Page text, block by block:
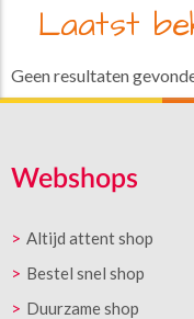
Laatst
Geen resultaten
Webshops
Altijd attent shop
Bestel snel shop
Duurzame shop